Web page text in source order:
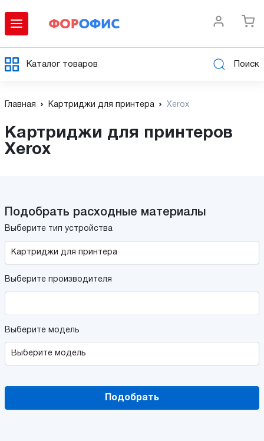
Каталог товаров Поиск
Главная Картриджи для принтера Xerox
Картриджи для принтеров
Xerox
Подобрать расходные материалы
Выберите тип устройства
Выберите производителя
Выберите модель
Подобрать